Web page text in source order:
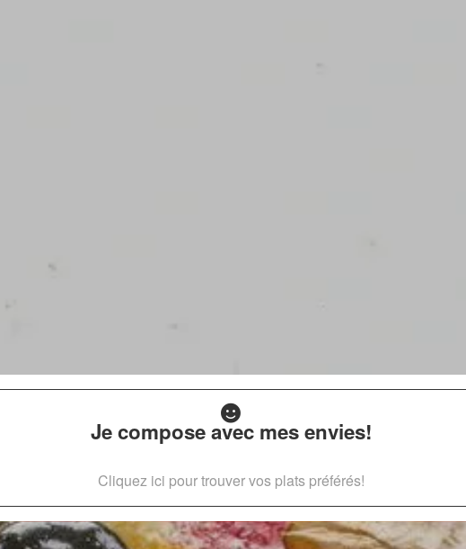
Je compose avec mes envies!
Cliquez ici pour trouver vos plats préférés!